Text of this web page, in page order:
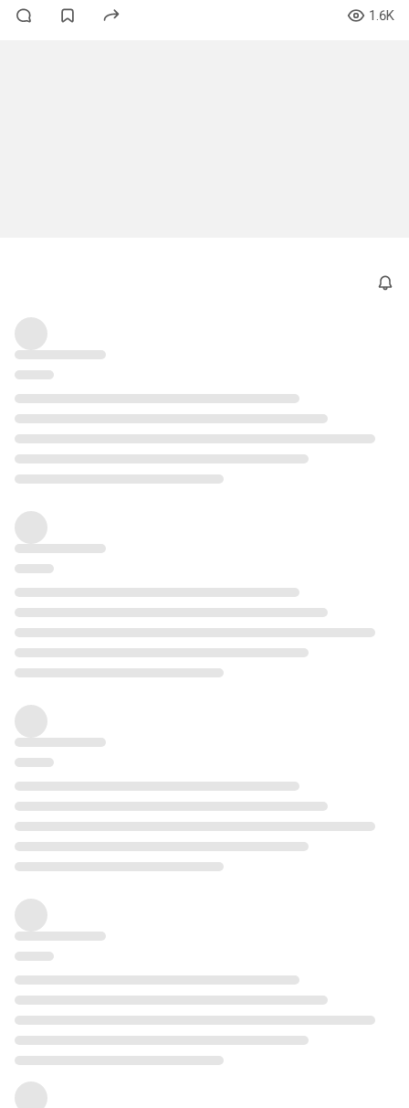
1.6K